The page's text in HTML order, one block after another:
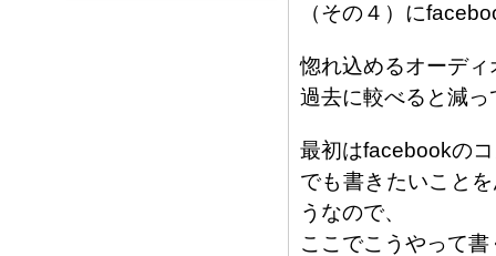
（その４）に
惚れ込めるオーデ
過去に較べると減
最初はfacebookの
でも書きたいこと
うなので、
ここでこうやって